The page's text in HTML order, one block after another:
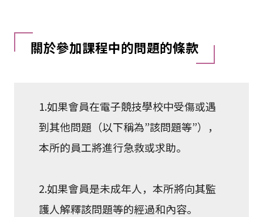
關於參加課程中的問題的條款
1.如果會員在電子競技學校中受傷或遇
到其他問題（以下稱為”該問題等”），
本所的員工將進行急救或求助。
2.如果會員是未成年人，本所將向其監
護人解釋該問題等的經過和內容。